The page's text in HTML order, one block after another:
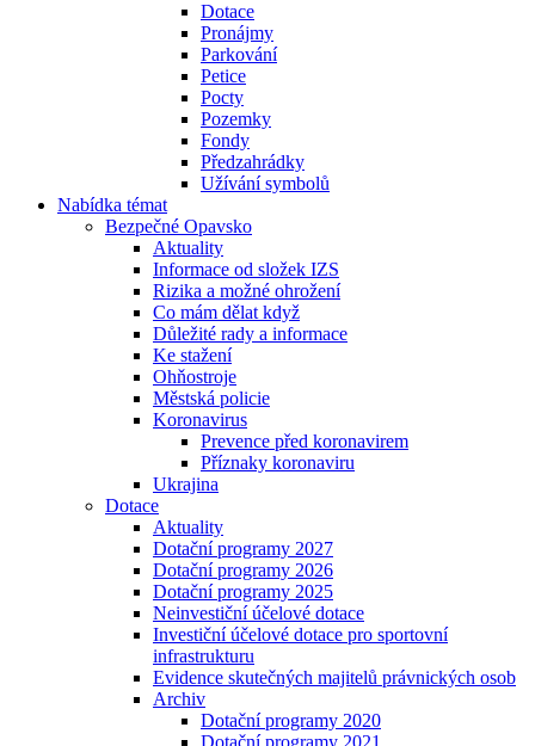
Dotace
Pronájmy
Parkování
Petice
Pocty
Pozemky
Fondy
Předzahrádky
Užívání symbolů
Nabídka témat
Bezpečné Opavsko
Aktuality
Informace od složek IZS
Rizika a možné ohrožení
Co mám dělat když
Důležité rady a informace
Ke stažení
Ohňostroje
Městská policie
Koronavirus
Prevence před koronavirem
Příznaky koronaviru
Ukrajina
Dotace
Aktuality
Dotační programy 2027
Dotační programy 2026
Dotační programy 2025
Neinvestiční účelové dotace
Investiční účelové dotace pro sportovní
infrastrukturu
Evidence skutečných majitelů právnických osob
Archiv
Dotační programy 2020